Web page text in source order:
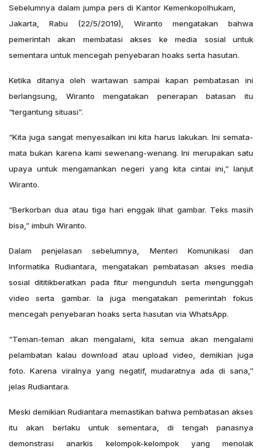
Sebelumnya dalam jumpa pers di Kantor Kemenkopolhukam,
Jakarta, Rabu (22/5/2019), Wiranto mengatakan bahwa
pemerintah akan membatasi akses ke media sosial untuk
sementara untuk mencegah penyebaran hoaks serta hasutan.
Ketika ditanya oleh wartawan sampai kapan pembatasan ini
berlangsung, Wiranto mengatakan penerapan batasan itu
“tergantung situasi”.
“Kita juga sangat menyesalkan ini kita harus lakukan. Ini semata-
mata bukan karena kami sewenang-wenang. Ini merupakan satu
upaya untuk mengamankan negeri yang kita cintai ini,” lanjut
Wiranto.
“Berkorban dua atau tiga hari enggak lihat gambar. Teks masih
bisa,” imbuh Wiranto.
Dalam penjelasan sebelumnya, Menteri Komunikasi dan
Informatika Rudiantara, mengatakan pembatasan akses media
sosial dititikberatkan pada fitur mengunduh serta mengunggah
video serta gambar. Ia juga mengatakan pemerintah fokus
mencegah penyebaran hoaks serta hasutan via WhatsApp.
“Teman-teman akan mengalami, kita semua akan mengalami
pelambatan kalau download atau upload video, demikian juga
foto. Karena viralnya yang negatif, mudaratnya ada di sana,”
jelas Rudiantara.
Meski demikian Rudiantara memastikan bahwa pembatasan akses
itu akan berlaku untuk sementara, di tengah panasnya
demonstrasi anarkis kelompok-kelompok yang menolak